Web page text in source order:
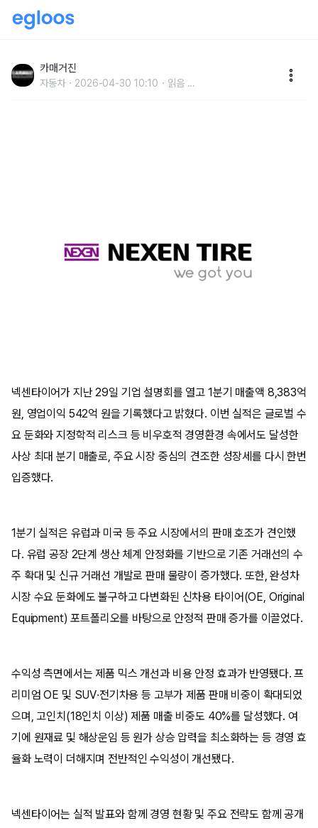
실적 성장 지속
카매거진
자동차 2026-04-30 10:10 읽음 ...
넥센타이어가 지난 29일 기업 설명회를 열고 1분기 매출액 8,383억
원, 영업이익 542억 원을 기록했다고 밝혔다. 이번 실적은 글로벌 수
요 둔화와 지정학적 리스크 등 비우호적 경영환경 속에서도 달성한
사상 최대 분기 매출로, 주요 시장 중심의 견조한 성장세를 다시 한번
입증했다.
1분기 실적은 유럽과 미국 등 주요 시장에서의 판매 호조가 견인했
다. 유럽 공장 2단계 생산 체계 안정화를 기반으로 기존 거래선의 수
주 확대 및 신규 거래선 개발로 판매 물량이 증가했다. 또한, 완성차
시장 수요 둔화에도 불구하고 다변화된 신차용 타이어(OE, Original
Equipment) 포트폴리오를 바탕으로 안정적 판매 증가를 이끌었다.
수익성 측면에서는 제품 믹스 개선과 비용 안정 효과가 반영됐다. 프
리미엄 OE 및 SUV·전기차용 등 고부가 제품 판매 비중이 확대되었
으며, 고인치(18인치 이상) 제품 매출 비중도 40%를 달성했다. 여
기에 원재료 및 해상운임 등 원가 상승 압력을 최소화하는 등 경영 효
율화 노력이 더해지며 전반적인 수익성이 개선됐다.
넥센타이어는 실적 발표와 함께 경영 현황 및 주요 전략도 함께 공개